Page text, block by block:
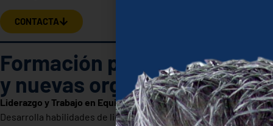
CONTACTA
Formación para el liderazgo
y nuevas organizaciones
Liderazgo y Trabajo en Equipo
Desarrolla habilidades de liderazgo efectivas y aprende a